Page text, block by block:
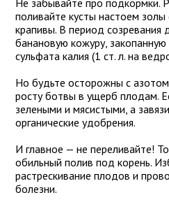
Не забывайте про подкормки.
поливайте кусты настоем
крапивы. В период созревания
банановую кожуру,
сульфата калия (1 ст. л. на
Но будьте осторожны с
росту ботвы в ущерб плодам.
зелеными и мясистыми, а
органические удобрения.
И главное — не переливайте!
обильный полив под корень.
растрескивание плодов и
болезни.